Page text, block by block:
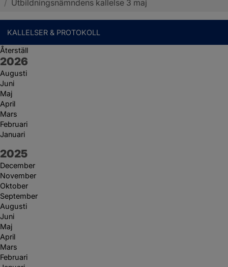
/ Utbildningsnämndens kallelse 3 maj
KALLELSER & PROTOKOLL
Återställ
År:
2026
Augusti
Juni
Maj
April
Mars
Februari
Januari
År:
2025
December
November
Oktober
September
Augusti
Juni
Maj
April
Mars
Februari